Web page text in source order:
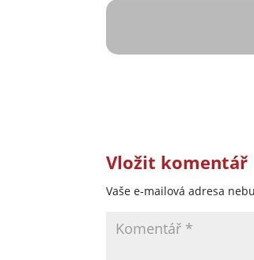
Vložit komentář
Vaše e-mailová adresa